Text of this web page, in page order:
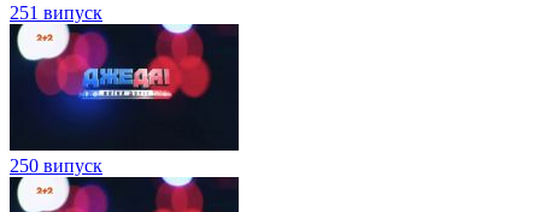
251 випуск
250 випуск